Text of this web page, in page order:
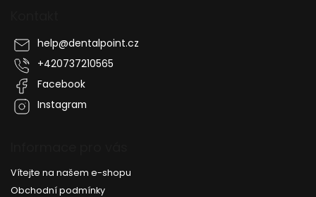
help@dentalpoint.cz
+420737210565
Facebook
Instagram
Vítejte na našem e-shopu
Obchodní podmínky